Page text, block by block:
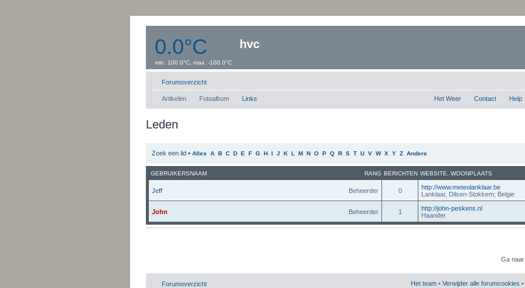
0.0°C
min. 100.0°C, max. -100.0°C
Windsnelheid:0 km/uur
hvc
Forumoverzicht
Artikelen Fotoalbum Links Het Weer Contact Help
Leden
Zoek een lid • Alles A B C D E F G H I J K L M N O P Q R S T U V W X Y Z Andere
RANG
GEBRUIKERSNAAM BERICHTEN WEBSITE WOONPLAATS
Beheerder
Jeff 0
http://www.meteolanklaar.be
Lanklaar, Dilsen-Stokkem; Belgie
Beheerder
John 1
http://john-peskens.nl
Haander
Ga naar:
Forumoverzicht Het team • Verwijder alle forumcookies